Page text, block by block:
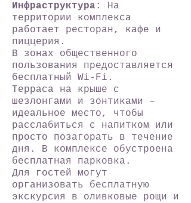
Инфраструктура : На
территории комплекса
работает ресторан, кафе и
пиццерия.
В зонах общественного
пользования предоставляется
бесплатный Wi-Fi.
Терраса на крыше с
шезлонгами и зонтиками –
идеальное место, чтобы
расслабиться с напитком или
просто позагорать в течение
дня. В комплексе обустроена
бесплатная парковка.
Для гостей могут
организовать бесплатную
экскурсия в оливковые рощи и